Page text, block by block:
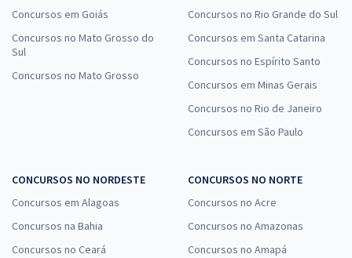
Concursos em Goiás
Concursos no Mato Grosso do
Sul
Concursos no Mato Grosso
Concursos no Rio Grande do Sul
Concursos em Santa Catarina
Concursos no Espírito Santo
Concursos em Minas Gerais
Concursos no Rio de Janeiro
Concursos em São Paulo
CONCURSOS NO NORDESTE
Concursos em Alagoas
Concursos na Bahia
Concursos no Ceará
CONCURSOS NO NORTE
Concursos no Acre
Concursos no Amazonas
Concursos no Amapá